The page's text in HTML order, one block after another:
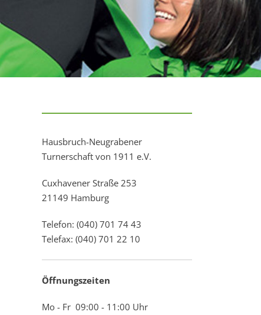
Hausbruch-Neugrabener
Turnerschaft von 1911 e.V.
Cuxhavener Straße 253
21149 Hamburg
Telefon: (040) 701 74 43
Telefax: (040) 701 22 10
Öffnungszeiten
Mo - Fr 09:00 - 11:00 Uhr